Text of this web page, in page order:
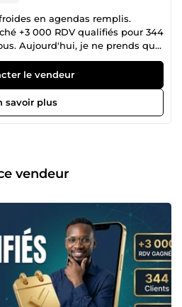
en agendas remplis.
+3 000 RDV qualifiés pour 344
Aujourd'hui, je ne prends que
🎯 POUR QUI ?
ou dirigeant de
Vos clients sont satisfaits.
perdez 10h/semaine à
reste vide → Vous ratez des
des systèmes de prospection
: Prospection
Business development Pas
calling agressif. Pas de
ultra-précis (vos prospects
PME&quot;) → Messages
avec LEUR réalité) →
qualifiés, pas du
: Vous closez plus. Vous
sereinement.
le vendeur
savoir plus
vendeur